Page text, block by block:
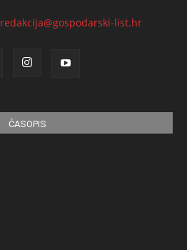
redakcija@gospodarski-list.hr
ČASOPIS